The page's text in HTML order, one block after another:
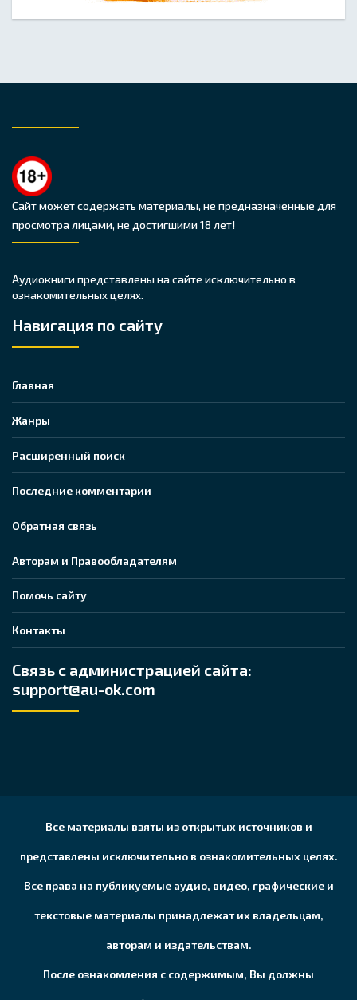
Сайт может содержать материалы, не предназначенные для
просмотра лицами, не достигшими 18 лет!
Аудиокниги представлены на сайте исключительно в
ознакомительных целях.
Навигация по сайту
Главная
Жанры
Расширенный поиск
Последние комментарии
Обратная связь
Авторам и Правообладателям
Помочь сайту
Контакты
Связь с администрацией сайта:
support@au-ok.com
Все материалы взяты из открытых источников и
представлены исключительно в ознакомительных целях.
Все права на публикуемые аудио, видео, графические и
текстовые материалы принадлежат их владельцам,
авторам и издательствам.
После ознакомления с содержимым, Вы должны